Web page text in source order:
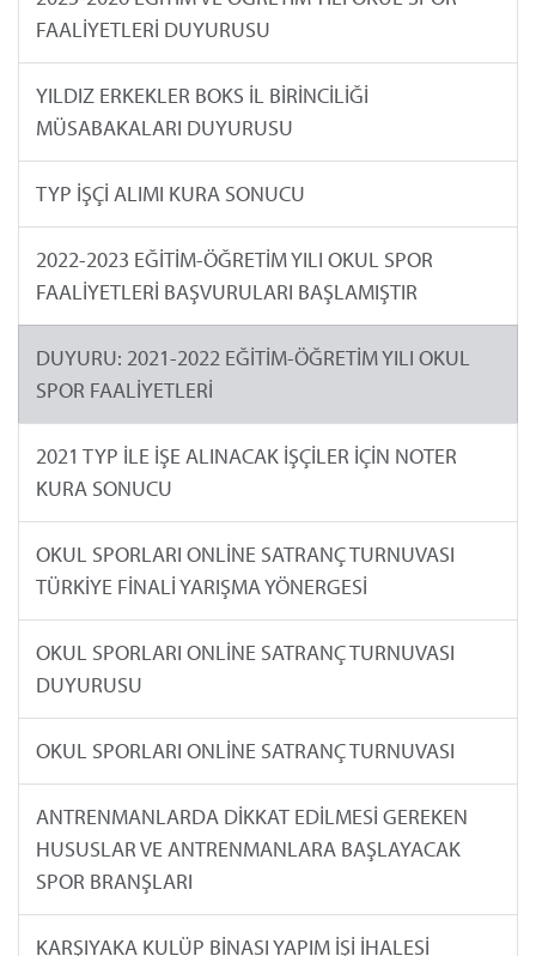
FAALİYETLERİ DUYURUSU
YILDIZ ERKEKLER BOKS İL BİRİNCİLİĞİ
MÜSABAKALARI DUYURUSU
TYP İŞÇİ ALIMI KURA SONUCU
2022-2023 EĞİTİM-ÖĞRETİM YILI OKUL SPOR
FAALİYETLERİ BAŞVURULARI BAŞLAMIŞTIR
DUYURU: 2021-2022 EĞİTİM-ÖĞRETİM YILI OKUL
SPOR FAALİYETLERİ
2021 TYP İLE İŞE ALINACAK İŞÇİLER İÇİN NOTER
KURA SONUCU
OKUL SPORLARI ONLİNE SATRANÇ TURNUVASI
TÜRKİYE FİNALİ YARIŞMA YÖNERGESİ
OKUL SPORLARI ONLİNE SATRANÇ TURNUVASI
DUYURUSU
OKUL SPORLARI ONLİNE SATRANÇ TURNUVASI
ANTRENMANLARDA DİKKAT EDİLMESİ GEREKEN
HUSUSLAR VE ANTRENMANLARA BAŞLAYACAK
SPOR BRANŞLARI
KARŞIYAKA KULÜP BİNASI YAPIM İŞİ İHALESİ